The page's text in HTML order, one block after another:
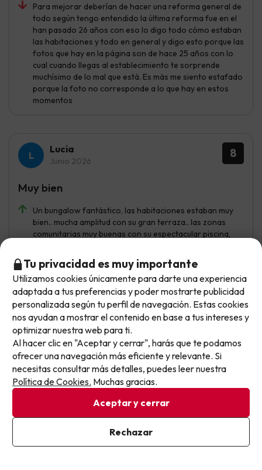
Para mejorar deberían de hacer una reforma general de
todo según tengo entendido la última reforma fue en el
han pasado 26 años con eso lo digo todo cómo estaban
las habitaciones y todo en general y digo esto porque las
fotos que hay en la página son de hace 25 años con lo
cual cuando llegas al establecimiento te sorprende
muchísimo de lo mal que está. Es más me siento estafado
porque la foto no corresponde a lo que hay en estos
momentos
8
Lucia
Junio 2026
Un bungalow fantástico, las habitaciones estaban muy
bien.. mucha amplitud con su gran terraza.. las zonas
comunitarias muy buenas con su espectacular piscina,
de sitio. Repetiría
La comida muy repetida y mucho frito…acabas la semana
un poco cansada de esa comida.. es el único pero que
tiene este alojamiento por lo demás un 10
Muy bien
María José Viajó en familia
Junio 2026
La comida no es buena Los horarios muy pronto Casi te
Muy bien
No llegas tarde: llegas al siguiente.
Este chollo ya ha caducado, pero cada día lanzamos
nuevas oportunidades para viajar mejor y pagar
menos.
Apúntate y que el próximo no se te escape.
Pon tu mejor e-mail
Ya estoy suscrito
Al suscribirte, confirmas haber leído y estar de acuerdo con la
Tu privacidad es muy importante
Utilizamos cookies únicamente para darte una experiencia
adaptada a tus preferencias y poder mostrarte publicidad
personalizada según tu perfil de navegación. Estas cookies
nos ayudan a mostrar el contenido en base a tus intereses y
optimizar nuestra web para ti.
Al hacer clic en "Aceptar y cerrar", harás que te podamos
ofrecer una navegación más eficiente y relevante. Si
necesitas consultar más detalles, puedes leer nuestra
Política de Cookies. Muchas gracias.
Aceptar y cerrar
Rechazar